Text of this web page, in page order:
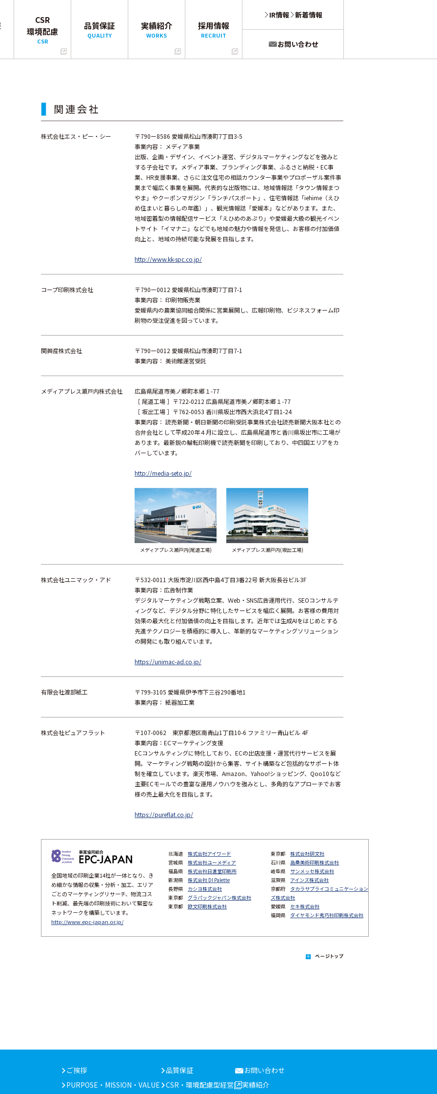
CSR
環境配慮
CSR
品質保証
QUALITY
実績紹介
WORKS
採用情報
RECRUIT
IR情報 新着情報
お問い合わせ
株式会社エス・ピー・シー
〒790ー8586 愛媛県松山市湊町7丁目3-5
事業内容： メディア事業
出版、企画・デザイン、イベント運営、デジタルマーケティングなどを強みと
する子会社です。メディア事業、ブランディング事業、ふるさと納税・EC事
業、HR支援事業、さらに注文住宅の相談カウンター事業やプロポーザル案件事
業まで幅広く事業を展開。代表的な出版物には、地域情報誌「タウン情報まつ
やま」やクーポンマガジン「ランチパスポート」、住宅情報誌「iehime（えひ
め住まいと暮らしの年鑑）」、観光情報誌「愛媛本」などがあります。また、
地域密着型の情報配信サービス「えひめのあぷり」や愛媛最大級の観光イベン
トサイト「イマナニ」などでも地域の魅力や情報を発信し、お客様の付加価値
向上と、地域の持続可能な発展を目指します。
http://www.kk-spc.co.jp/
コープ印刷株式会社
〒790ー0012 愛媛県松山市湊町7丁目7-1
事業内容： 印刷物販売業
愛媛県内の農業協同組合関係に営業展開し、広報印刷物、ビジネスフォーム印
刷物の受注促進を図っています。
関興産株式会社
〒790ー0012 愛媛県松山市湊町7丁目7-1
事業内容： 美術館運営受託
メディアプレス瀬戸内株式会社
広島県尾道市美ノ郷町本郷１-77
［ 尾道工場 ］〒722-0212 広島県尾道市美ノ郷町本郷１-77
［ 坂出工場 ］〒762-0053 香川県坂出市西大浜北4丁目1-24
事業内容： 読売新聞・朝日新聞の印刷受託事業株式会社読売新聞大阪本社との
合弁会社として平成20年４月に設立し、広島県尾道市と香川県坂出市に工場が
あります。最新鋭の輪転印刷機で読売新聞を印刷しており、中四国エリアをカ
バーしています。
http://media-seto.jp/
メディアプレス瀬戸内(尾道工場) メディアプレス瀬戸内(坂出工場)
株式会社ユニマック・アド
〒532-0011 大阪市淀川区西中島4丁目3番22号 新大阪長谷ビル3F
事業内容：広告制作業
デジタルマーケティング戦略立案、Ｗeb・SNS広告運用代行、SEOコンサルテ
ィングなど、デジタル分野に特化したサービスを幅広く展開。お客様の費用対
効果の最大化と付加価値の向上を目指します。近年では生成AIをはじめとする
先進テクノロジーを積極的に導入し、革新的なマーケティングソリューション
の開発にも取り組んでいます。
https://unimac-ad.co.jp/
有限会社渡部紙工
〒799-3105 愛媛県伊予市下三谷290番地1
事業内容： 紙器加工業
株式会社ピュアフラット
〒107-0062 東京都港区南青山1丁目10-6 ファミリー青山ビル 4F
事業内容：ECマーケティング支援
ECコンサルティングに特化しており、ECの出店支援・運営代行サービスを展
開。マーケティング戦略の設計から集客、サイト構築など包括的なサポート体
制を確立しています。楽天市場、Amazon、Yahoo!ショッピング、Qoo10など
主要ECモールでの豊富な運用ノウハウを強みとし、多角的なアプローチでお客
様の売上最大化を目指します。
https://pureflat.co.jp/
全国地域の印刷企業14社が一体となり、き
め細かな情報の収集・分析・加工、エリア
ごとのマーケティングリサーチ、物流コス
ト削減、最先端の印刷技術において緊密な
ネットワークを構築しています。
http://www.epc-japan.or.jp/
北海道 株式会社アイワード
宮城県 株式会社ユーメディア
福島県 株式会社日進堂印刷所
新潟県 株式会社 DI Palette
長野県 カシヨ株式会社
東京都 グラパックジャパン株式会社
東京都 欧文印刷株式会社
東京都 株式会社研文社
石川県 高桑美術印刷株式会社
岐阜県 サンメッセ株式会社
滋賀県 アインズ株式会社
京都府 タカラサプライコミュニケーション
ズ株式会社
愛媛県 セキ株式会社
福岡県 ダイヤモンド秀巧社印刷株式会社
ご挨拶
PURPOSE・MISSION・VALUE
品質保証
CSR・環境配慮型経営
お問い合わせ
実績紹介